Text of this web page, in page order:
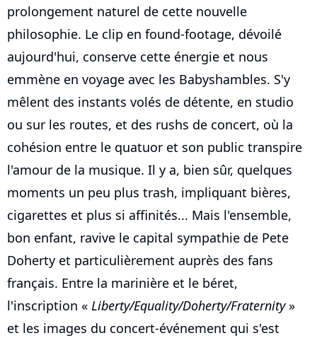
prolongement naturel de cette nouvelle
philosophie. Le clip en found-footage, dévoilé
aujourd'hui, conserve cette énergie et nous
emmène en voyage avec les Babyshambles. S'y
mêlent des instants volés de détente, en studio
ou sur les routes, et des rushs de concert, où la
cohésion entre le quatuor et son public transpire
l'amour de la musique. Il y a, bien sûr, quelques
moments un peu plus trash, impliquant bières,
cigarettes et plus si affinités... Mais l'ensemble,
bon enfant, ravive le capital sympathie de Pete
Doherty et particulièrement auprès des fans
français. Entre la marinière et le béret,
l'inscription « Liberty/Equality/Doherty/Fraternity»
et les images du concert-événement qui s'est